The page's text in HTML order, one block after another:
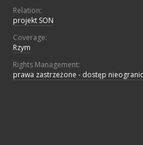
Relation:
projekt SON
Coverage:
Rzym
Rights Management:
prawa zastrzeżone - dostęp